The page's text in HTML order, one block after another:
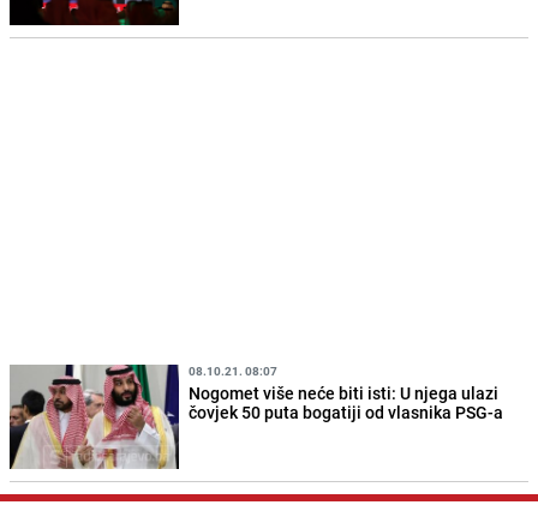
08.10.21. 08:07
Nogomet više neće biti isti: U njega ulazi
čovjek 50 puta bogatiji od vlasnika PSG-a